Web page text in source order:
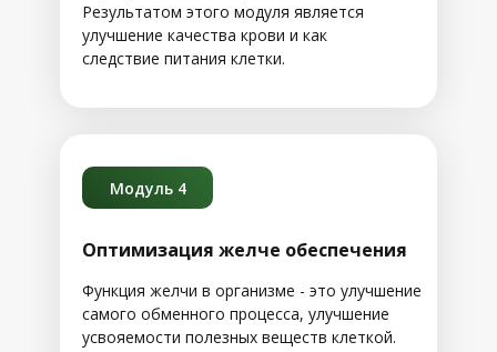
Результатом этого модуля является
улучшение качества крови и как
следствие питания клетки.
Оптимизация желче обеспечения
Модуль 4
Функция желчи в организме - это улучшение
самого обменного процесса, улучшение
усвояемости полезных веществ клеткой.